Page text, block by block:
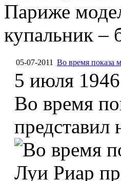
Париже
купальник –
05-07-2011 Во время показа
5 июля 1946
Во время